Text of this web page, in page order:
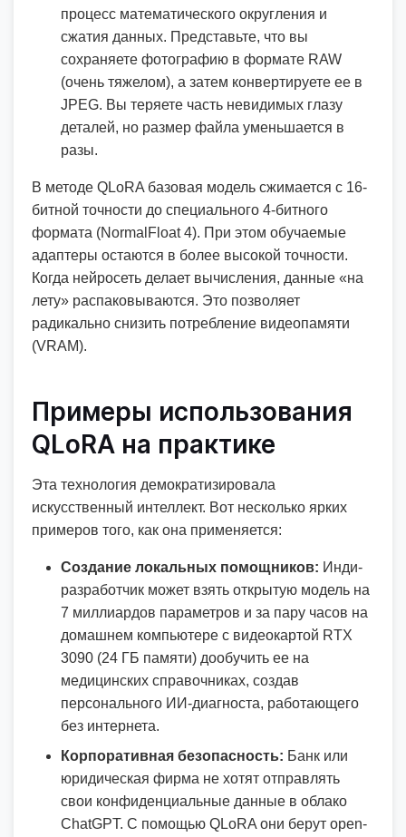
процесс математического округления и
сжатия данных. Представьте, что вы
сохраняете фотографию в формате RAW
(очень тяжелом), а затем конвертируете ее в
JPEG. Вы теряете часть невидимых глазу
деталей, но размер файла уменьшается в
разы.
В методе QLoRA базовая модель сжимается с 16-
битной точности до специального 4-битного
формата (NormalFloat 4). При этом обучаемые
адаптеры остаются в более высокой точности.
Когда нейросеть делает вычисления, данные «на
лету» распаковываются. Это позволяет
радикально снизить потребление видеопамяти
(VRAM).
Примеры использования
QLoRA на практике
Эта технология демократизировала
искусственный интеллект. Вот несколько ярких
примеров того, как она применяется:
Создание локальных помощников: Инди-
разработчик может взять открытую модель на
7 миллиардов параметров и за пару часов на
домашнем компьютере с видеокартой RTX
3090 (24 ГБ памяти) дообучить ее на
медицинских справочниках, создав
персонального ИИ-диагноста, работающего
без интернета.
Корпоративная безопасность: Банк или
юридическая фирма не хотят отправлять
свои конфиденциальные данные в облако
ChatGPT. С помощью QLoRA они берут open-